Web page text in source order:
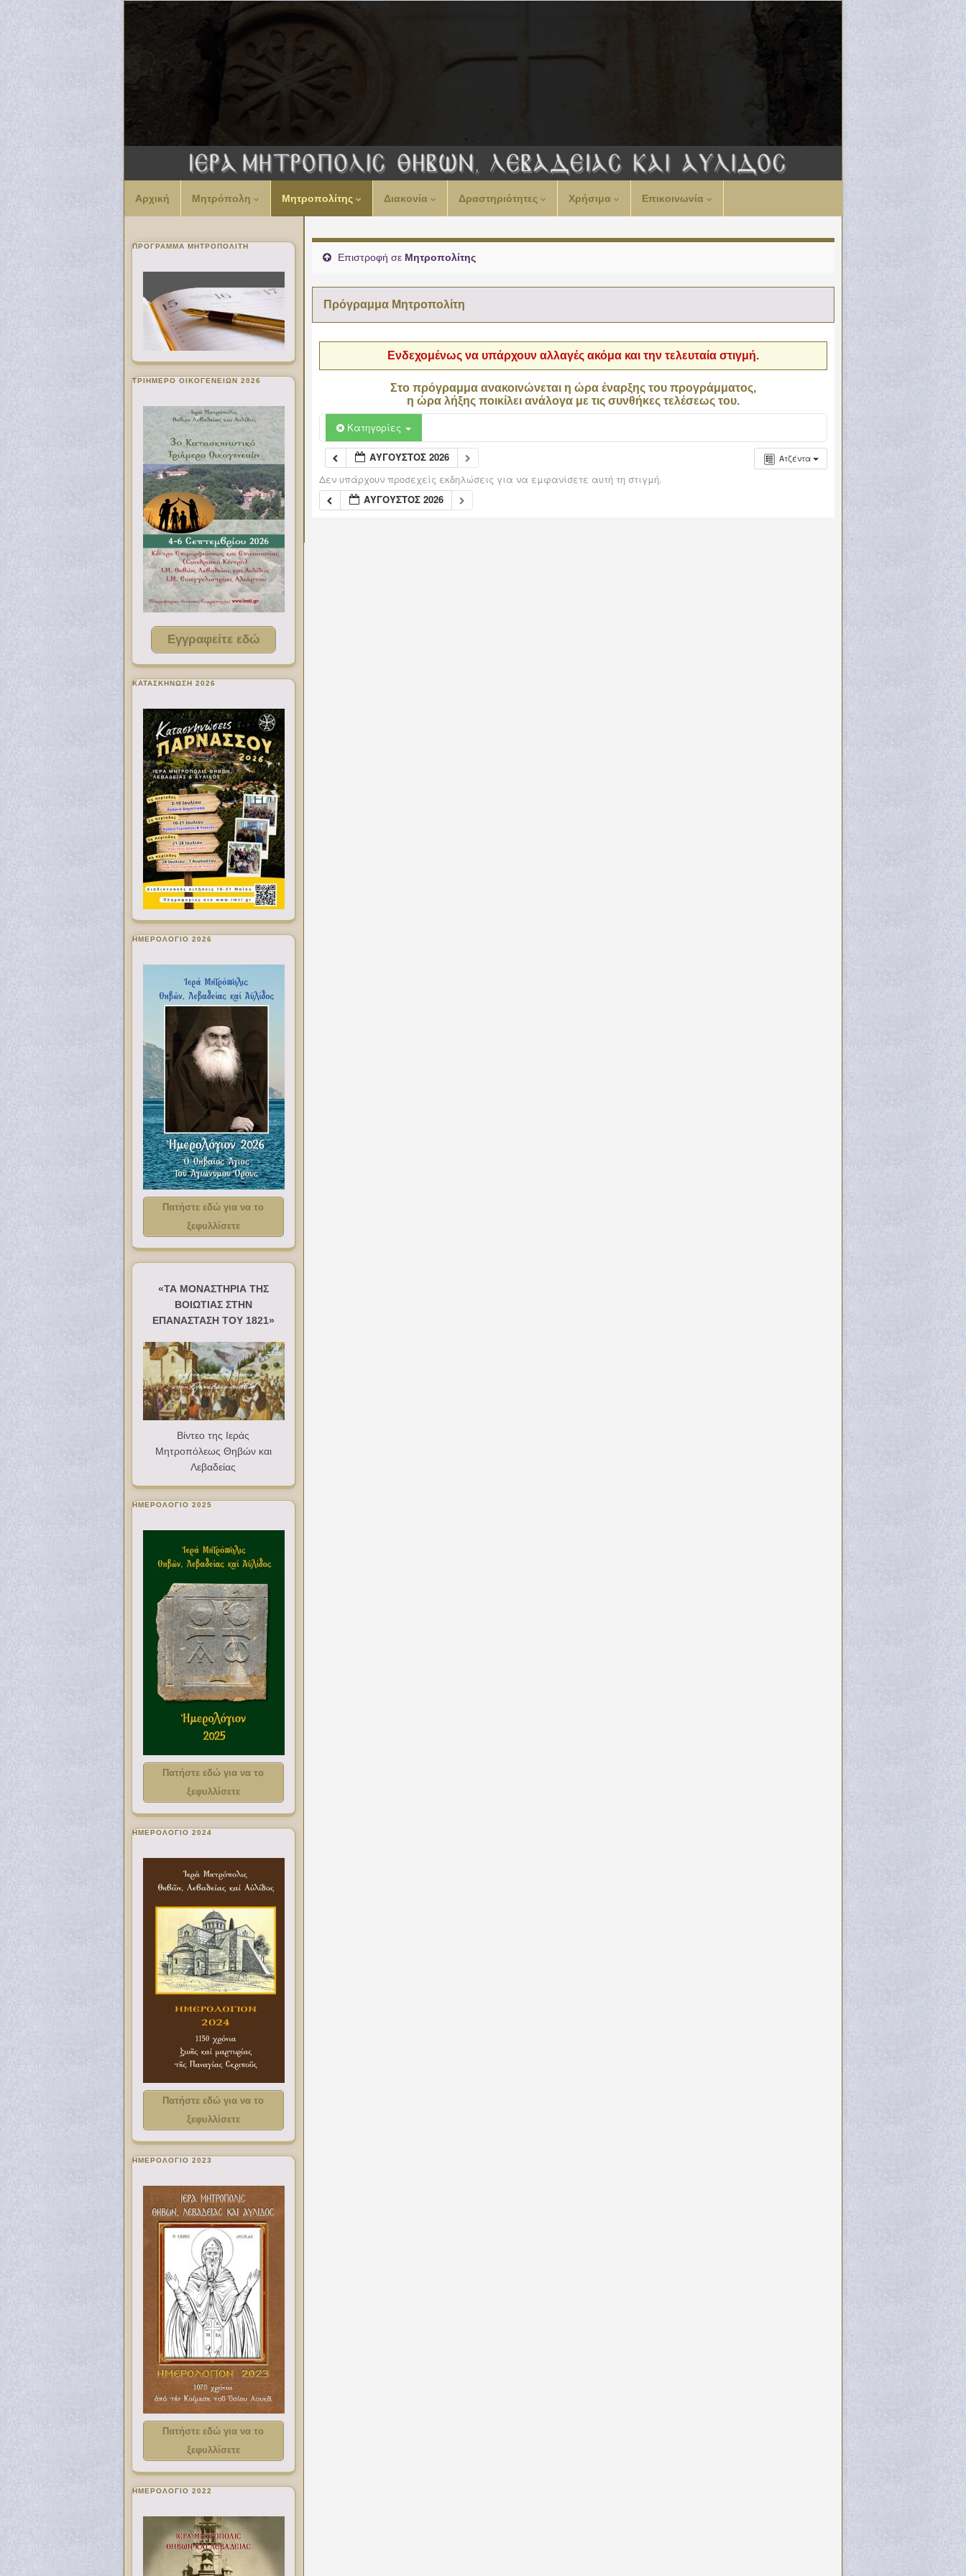
Αρχική Μητρόπολη Μητροπολίτης Διακονία Δραστηριότητες Χρήσιμα Επικοινωνία
Επιστροφή σε Μητροπολίτης
Πρόγραμμα Μητροπολίτη
Ενδεχομένως να υπάρχουν αλλαγές ακόμα και την τελευταία στιγμή.
Στο πρόγραμμα ανακοινώνεται η ώρα έναρξης του προγράμματος,
η ώρα λήξης ποικίλει ανάλογα με τις συνθήκες τελέσεως του.
Κατηγορίες
Ατζέντα
ΑΎΓΟΥΣΤΟΣ 2026
Δεν υπάρχουν προσεχείς εκδηλώσεις για να εμφανίσετε αυτή τη στιγμή.
ΑΎΓΟΥΣΤΟΣ 2026
ΠΡΌΓΡΑΜΜΑ ΜΗΤΡΟΠΟΛΊΤΗ
ΤΡΙΗΜΕΡΟ ΟΙΚΟΓΕΝΕΙΩΝ 2026
Εγγραφείτε εδώ
ΚΑΤΑΣΚΗΝΩΣΗ 2026
ΗΜΕΡΟΛΟΓΙΟ 2026
Πατήστε εδώ για να το
ξεφυλλίσετε
«ΤΑ ΜΟΝΑΣΤΗΡΙΑ ΤΗΣ
ΒΟΙΩΤΙΑΣ ΣΤΗΝ
ΕΠΑΝΑΣΤΑΣΗ ΤΟΥ 1821»
Βίντεο της Ιεράς
Μητροπόλεως Θηβών και
Λεβαδείας
ΗΜΕΡΟΛΟΓΙΟ 2025
Πατήστε εδώ για να το
ξεφυλλίσετε
ΗΜΕΡΟΛΟΓΙΟ 2024
Πατήστε εδώ για να το
ξεφυλλίσετε
ΗΜΕΡΟΛΟΓΙΟ 2023
Πατήστε εδώ για να το
ξεφυλλίσετε
ΗΜΕΡΟΛΟΓΙΟ 2022